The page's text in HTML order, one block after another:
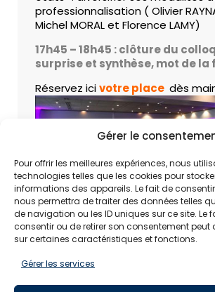
Gérer le
Pour offrir les meilleures expériences, nous
technologies telles que les cookies pour
informations des appareils. Le fait de
nous permettra de traiter des données telles
de navigation ou les ID uniques sur ce site. Le
consentir ou de retirer son consentement peut
sur certaines caractéristiques et fonctions.
Gérer les services
professionnalisation ( Olivier
Michel MORAL et Florence LAMY)
17h45 – 18h45 : clôture du
surprise et synthèse, mot de la
Réservez icivotre place dès
Evénement majeur du coaching,
supervision et du mentorat en
unique de participer à des
haut niveau, d’assister à des